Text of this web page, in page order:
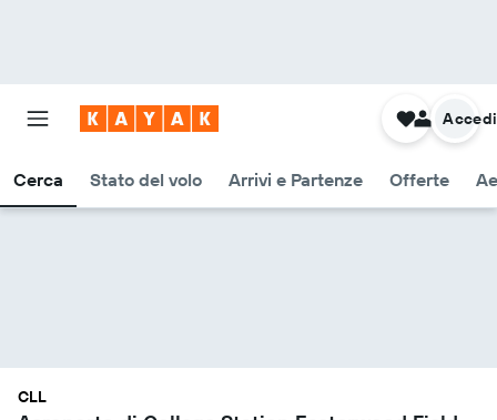
Cerca Stato del volo Arrivi e Partenze Offerte
Accedi
CLL